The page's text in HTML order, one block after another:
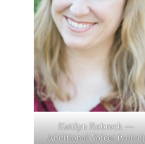
Kaitlyn Robrock —
Additional Voices (voice)